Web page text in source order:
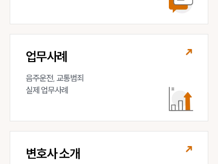
업무사례
음주운전, 교통범죄
실제 업무사례
변호사 소개